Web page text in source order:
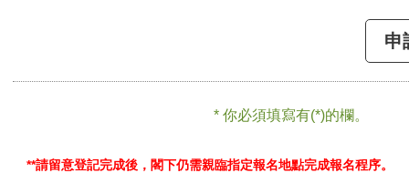
申
* 你必須填寫有(*)的欄。
**請留意登記完成後，閣下仍需親臨指定報名地點完成報名程序。